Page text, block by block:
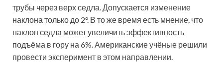
трубы через верх седла. Допускается изменение
наклона только до 2°. В то же время есть мнение, что
наклон седла может увеличить эффективность
подъёма в гору на 6%. Американские учёные решили
провести эксперимент в этом направлении.